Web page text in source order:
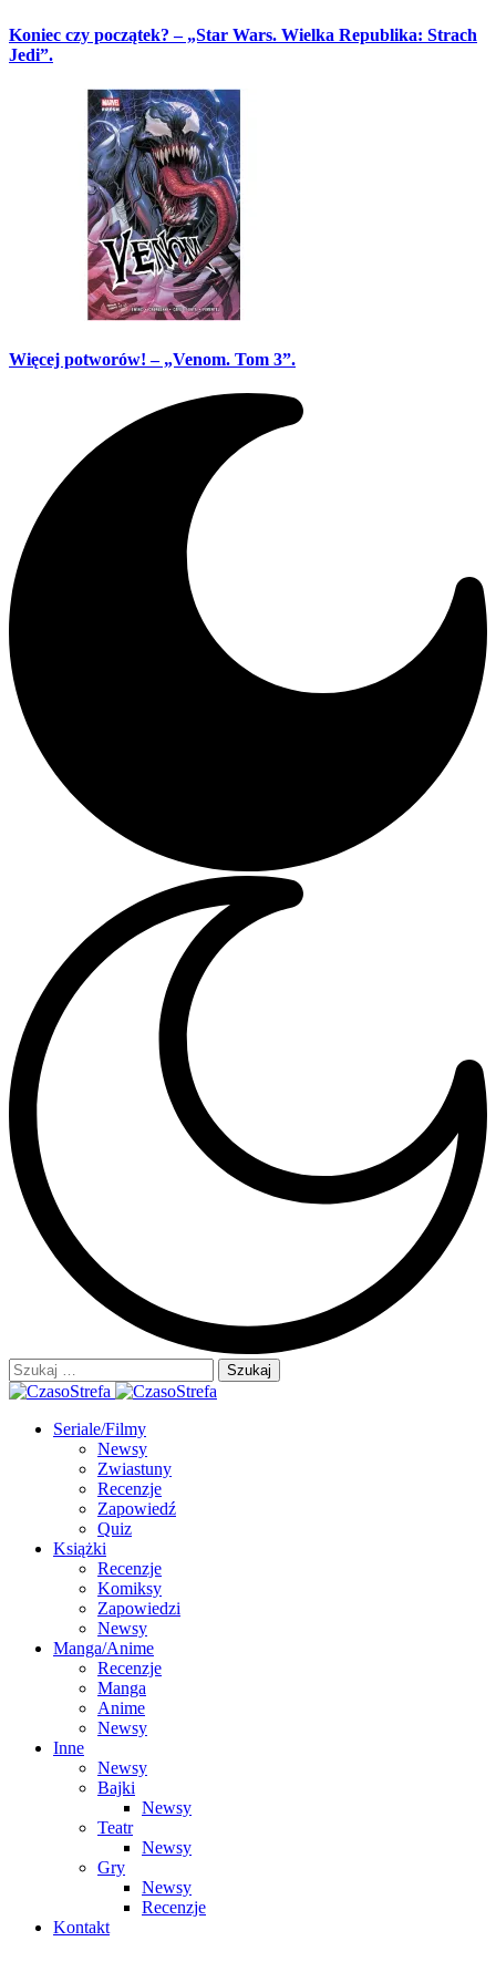
Koniec czy początek? – „Star Wars. Wielka Republika: Strach
Jedi”.
Więcej potworów! – „Venom. Tom 3”.
Szukaj:
Seriale/Filmy
Newsy
Zwiastuny
Recenzje
Zapowiedź
Quiz
Książki
Recenzje
Komiksy
Zapowiedzi
Newsy
Manga/Anime
Recenzje
Manga
Anime
Newsy
Inne
Newsy
Bajki
Newsy
Teatr
Newsy
Gry
Newsy
Recenzje
Kontakt